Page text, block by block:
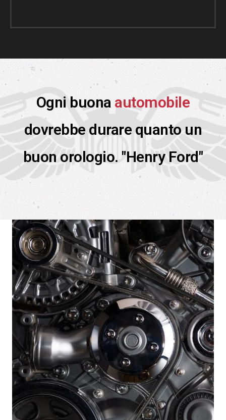
Ogni buona automobile
dovrebbe durare quanto un
buon orologio. "Henry Ford"